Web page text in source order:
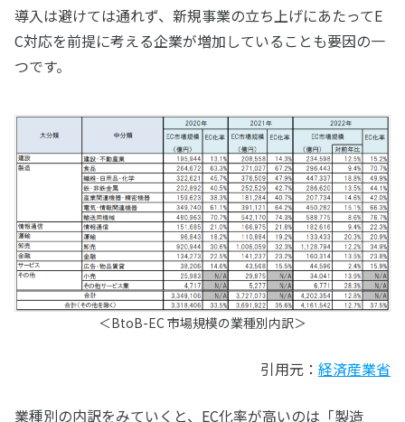
導入は避けては通れず、新規事業の立ち上げにあたってE
C対応を前提に考える企業が増加していることも要因の一
つです。
＜BtoB-EC 市場規模の業種別内訳＞
引用元： 経済産業省
業種別の内訳をみていくと、EC化率が高いのは「製造